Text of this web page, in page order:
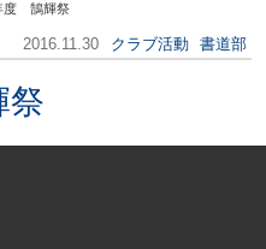
度 鵠輝祭
2016.11.30 クラブ活動 書道部
祭